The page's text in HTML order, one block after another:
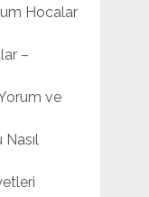
Hocalar
–
ve
Nasıl